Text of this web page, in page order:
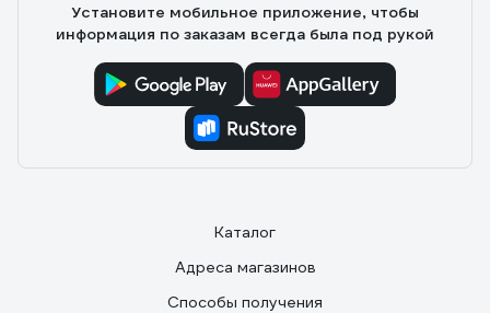
Установите мобильное приложение, чтобы
информация по заказам всегда была под рукой
Каталог
Адреса магазинов
Способы получения